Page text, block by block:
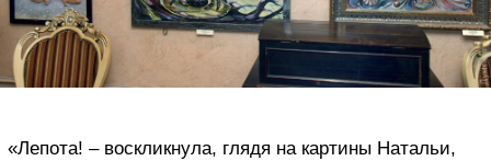
«Лепота! – воскликнула, глядя на картины Натальи,